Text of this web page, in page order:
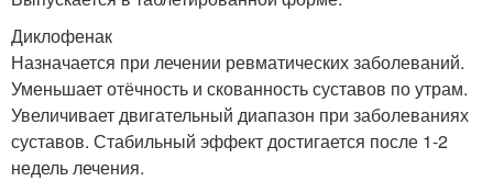
Диклофенак
Назначается при лечении ревматических заболеваний.
Уменьшает отёчность и скованность суставов по утрам.
Увеличивает двигательный диапазон при заболеваниях
суставов. Стабильный эффект достигается после 1-2
недель лечения.